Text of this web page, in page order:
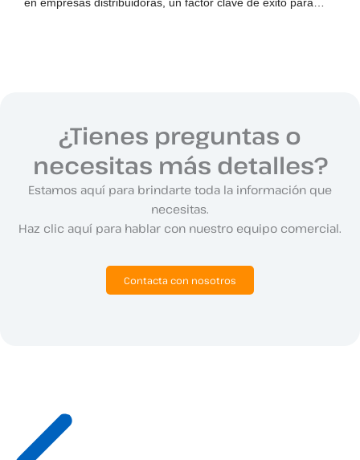
¿Tienes preguntas o
necesitas más detalles?
Estamos aquí para brindarte toda la información que
necesitas.
Haz clic aquí para hablar con nuestro equipo comercial.
Contacta con nosotros